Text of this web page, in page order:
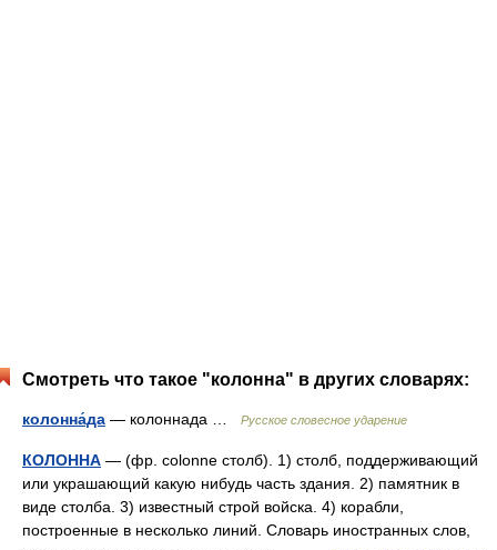
Смотреть что такое "колонна" в других словарях:
колонна́да — колоннада … Русское словесное ударение
КОЛОННА — (фр. colonne столб). 1) столб, поддерживающий
или украшающий какую нибудь часть здания. 2) памятник в
виде столба. 3) известный строй войска. 4) корабли,
построенные в несколько линий. Словарь иностранных слов,